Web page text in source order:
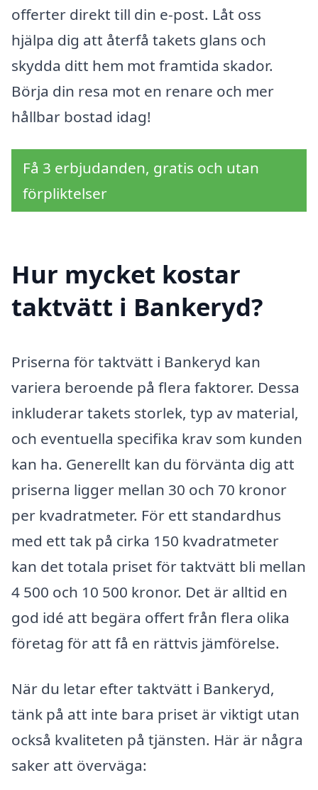
offerter direkt till din e-post. Låt oss
hjälpa dig att återfå takets glans och
skydda ditt hem mot framtida skador.
Börja din resa mot en renare och mer
hållbar bostad idag!
Få 3 erbjudanden, gratis och utan
förpliktelser
Hur mycket kostar
taktvätt i Bankeryd?
Priserna för taktvätt i Bankeryd kan
variera beroende på flera faktorer. Dessa
inkluderar takets storlek, typ av material,
och eventuella specifika krav som kunden
kan ha. Generellt kan du förvänta dig att
priserna ligger mellan 30 och 70 kronor
per kvadratmeter. För ett standardhus
med ett tak på cirka 150 kvadratmeter
kan det totala priset för taktvätt bli mellan
4 500 och 10 500 kronor. Det är alltid en
god idé att begära offert från flera olika
företag för att få en rättvis jämförelse.
När du letar efter taktvätt i Bankeryd,
tänk på att inte bara priset är viktigt utan
också kvaliteten på tjänsten. Här är några
saker att överväga: